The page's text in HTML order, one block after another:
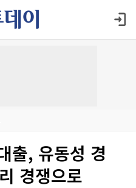
출, 유동성 경
경쟁으로